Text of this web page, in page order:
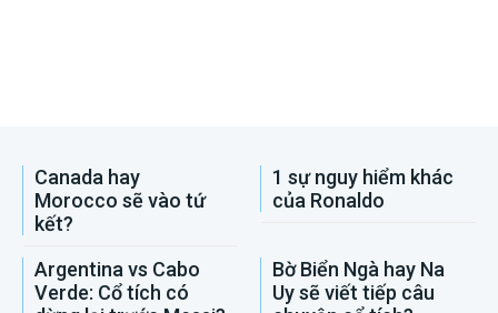
Canada hay
Morocco sẽ vào tứ
kết?
1 sự nguy hiểm khác
của Ronaldo
Argentina vs Cabo
Verde: Cổ tích có
Bờ Biển Ngà hay Na
Uy sẽ viết tiếp câu